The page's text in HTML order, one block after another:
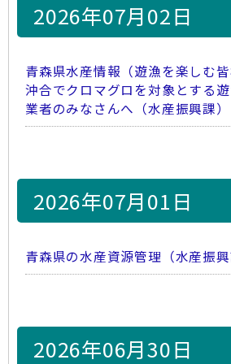
2026年07月02日
青森県水産情報（遊漁を楽しむ
沖合でクロマグロを対象とする
業者のみなさんへ（水産振興課）
2026年07月01日
青森県の水産資源管理（水産振興
2026年06月30日